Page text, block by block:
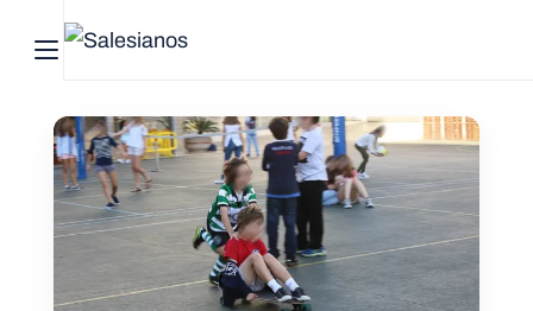
Abrir menu principal
Pesquisar no site
Início
Quem
somos